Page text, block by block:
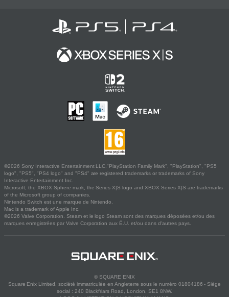
©2026 Sony Interactive Entertainment LLC."PlayStation Family Mark", "PlayStation", "PS5
logo", "PS5", "PS4 logo" and "PS4" are registered trademarks or trademarks of Sony
Interactive Entertainment Inc.
Microsoft, the XBOX Sphere mark, the Series X|S logo and XBOX Series X|S are trademarks
of the Microsoft group of companies.
Nintendo Switch est une marque de Nintendo.
Mac is a trademark of Apple Inc.
©2026 Valve Corporation. Steam et le logo Steam sont des marques déposées et/ou des
marques enregistrées par Valve Corporation aux É.U. et/ou dans d'autres pays.
© SQUARE ENIX
Square Enix Limited, société immatriculée en Angleterre sous le numéro 01804186 - Siège
social : 240 Blackfriars Road, London, SE1 8NW.